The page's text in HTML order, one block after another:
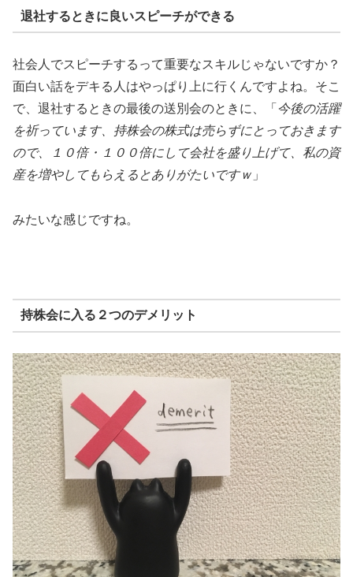
退社するときに良いスピーチができる
社会人でスピーチするって重要なスキルじゃないですか？
面白い話をデキる人はやっぱり上に行くんですよね。そこ
で、退社するときの最後の送別会のときに、「 今後の活躍
を祈っています、持株会の株式は売らずにとっておきます
ので、１０倍・１００倍にして会社を盛り上げて、私の資
産を増やしてもらえるとありがたいですｗ 」
みたいな感じですね。
持株会に入る２つのデメリット